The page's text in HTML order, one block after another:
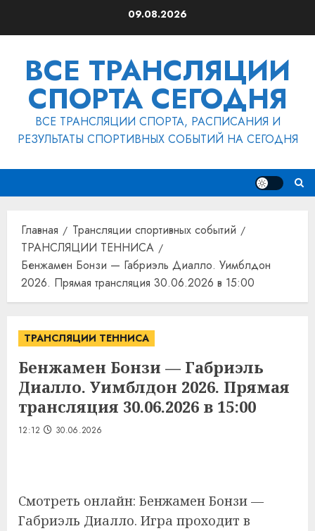
09.08.2026
ВСЕ ТРАНСЛЯЦИИ
СПОРТА СЕГОДНЯ
ВСЕ ТРАНСЛЯЦИИ СПОРТА, РАСПИСАНИЯ И
РЕЗУЛЬТАТЫ СПОРТИВНЫХ СОБЫТИЙ НА СЕГОДНЯ
Главная
Трансляции спортивных событий
ТРАНСЛЯЦИИ ТЕННИСА
Бенжамен Бонзи — Габриэль Диалло. Уимблдон
2026. Прямая трансляция 30.06.2026 в 15:00
ТРАНСЛЯЦИИ ТЕННИСА
Бенжамен Бонзи — Габриэль
Диалло. Уимблдон 2026. Прямая
трансляция 30.06.2026 в 15:00
12:12 30.06.2026
Смотреть онлайн: Бенжамен Бонзи —
Габриэль Диалло. Игра проходит в